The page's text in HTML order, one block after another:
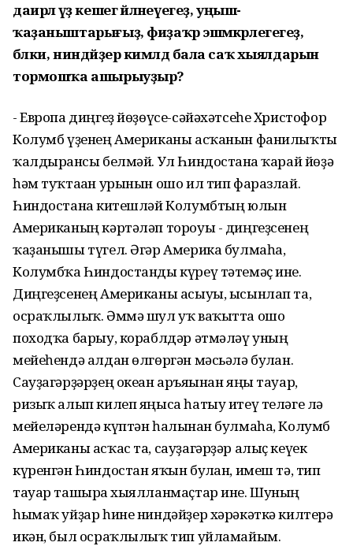
даирәлә үҙ кешегә әйләнеүегеҙ, уңыш-
ҡаҙаныштарығыҙ, фиҙаҡәр эшмәкәрлегегеҙ,
бәлки, ниндәйҙер кимәлдә бала саҡ хыялдарын
тормошҡа ашырыуҙыр?
- Европа диңгеҙ йөҙөүсе-сәйәхәтсеһе Христофор
Колумб үҙенең Американы асҡанын фанилыҡты
ҡалдырғансы белмәй. Ул Һиндостанға ҡарай йөҙә
һәм туҡтаған урынын ошо ил тип фаразлай.
Һиндостанға китешләй Колумбтың юлын
Американың кәртәләп тороуы - диңгеҙсенең
ҡаҙанышы түгел. Әгәр Америка булмаһа,
Колумбҡа Һиндостанды күреү тәтемәҫ ине.
Диңгеҙсенең Американы асыуы, ысынлап та,
осраҡлылыҡ. Әммә шул уҡ ваҡытта ошо
походҡа барыу, кораблдәр әтмәләү уның
мейеһендә алдан өлгөргән мәсьәлә булған.
Сауҙагәрҙәрҙең океан аръяғынан яңы тауар,
ризыҡ алып килеп яңыса һатыу итеү теләге лә
мейеләрендә күптән һалынған булмаһа, Колумб
Американы асҡас та, сауҙагәрҙәр алыҫ кеүек
күренгән Һиндостан яҡын булған, имеш тә, тип
тауар ташырға хыялланмаҫтар ине. Шуның
һымаҡ уйҙар һине ниндәйҙер хәрәкәткә килтерә
икән, был осраҡлылыҡ тип уйламайым.